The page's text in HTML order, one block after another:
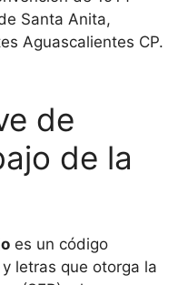
Santa Anita,
Aguascalientes CP.
de
de la
es un código
letras que otorga la